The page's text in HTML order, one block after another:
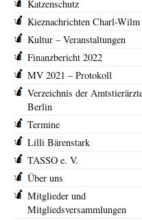
Katzenschutz
Kieznachrichten Charl-Wilm
Kultur – Veranstaltungen
Finanzbericht 2022
MV 2021 – Protokoll
Verzeichnis der
Berlin
Termine
Lilli Bärenstark
TASSO e. V.
Über uns
Mitglieder und
Mitgliedsversammlungen